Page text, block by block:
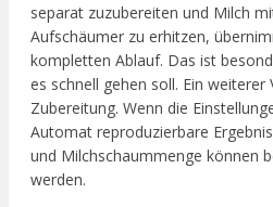
separat zuzubereiten und Milch
Aufschäumer zu erhitzen,
kompletten Ablauf. Das ist
es schnell gehen soll. Ein
Zubereitung. Wenn die
Automat reproduzierbare
und Milchschaummenge können
werden.